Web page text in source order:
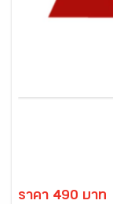
ราคา 490 บาท